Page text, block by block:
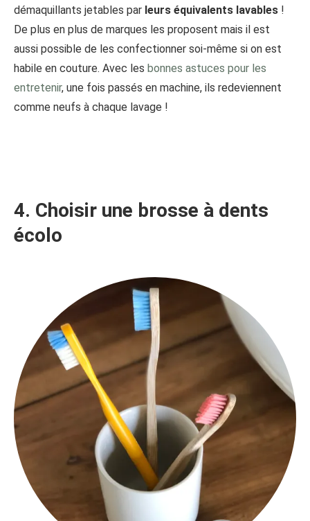
démaquillants jetables par leurs équivalents lavables !
De plus en plus de marques les proposent mais il est
aussi possible de les confectionner soi-même si on est
habile en couture. Avec les bonnes astuces pour les
entretenir, une fois passés en machine, ils redeviennent
comme neufs à chaque lavage !
4. Choisir une brosse à dents
écolo